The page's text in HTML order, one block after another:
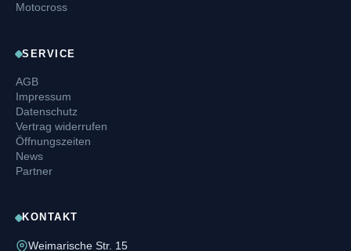
Motocross
SERVICE
AGB
Impressum
Datenschutz
Vertrag widerrufen
Öffnungszeiten
News
Partner
KONTAKT
Weimarische Str. 15